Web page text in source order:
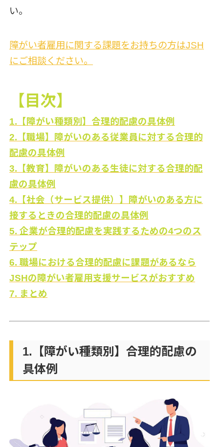
い。
障がい者雇用に関する課題をお持ちの方はJSH
にご相談ください。
【目次】
1.【障がい種類別】合理的配慮の具体例
2.【職場】障がいのある従業員に対する合理的
配慮の具体例
3.【教育】障がいのある生徒に対する合理的配
慮の具体例
4.【社会（サービス提供）】障がいのある方に
接するときの合理的配慮の具体例
5. 企業が合理的配慮を実践するための4つのス
テップ
6. 職場における合理的配慮に課題があるなら
JSHの障がい者雇用支援サービスがおすすめ
7. まとめ
1.【障がい種類別】合理的配慮の
具体例